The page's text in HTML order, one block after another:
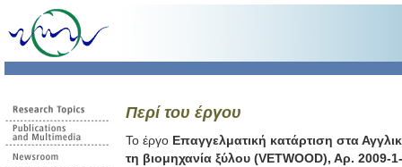
Περί του έργου
Το έργο Επαγγελματική κατάρτιση στα
τη βιομηχανία ξύλου (VETWOOD), Αρ. 2009-